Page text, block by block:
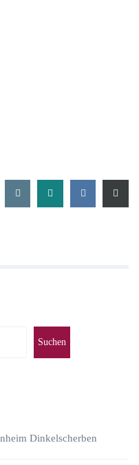
Suchen
Dinkelscherben